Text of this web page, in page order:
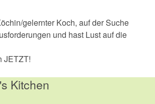
gelernter Koch, auf der Suche
und hast Lust auf die
JETZT!
Kitchen